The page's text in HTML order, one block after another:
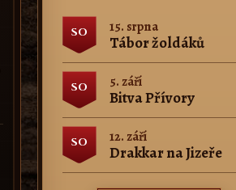
SO 15. srpna
Tábor žoldáků
SO 5. září
Bitva Přívory
SO 12. září
Drakkar na Jizeře